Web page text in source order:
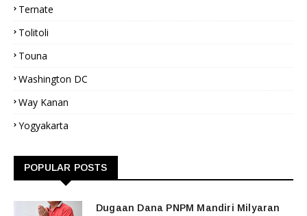
Ternate
Tolitoli
Touna
Washington DC
Way Kanan
Yogyakarta
POPULAR POSTS
Dugaan Dana PNPM Mandiri Milyaran